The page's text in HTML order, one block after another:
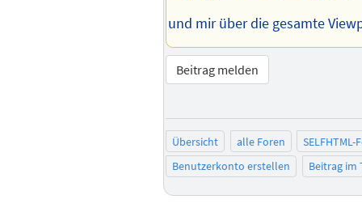
und mir über die gesamte
Beitrag melden
Übersicht alle Foren
SELFHTML-
Benutzerkonto erstellen
Beitrag im